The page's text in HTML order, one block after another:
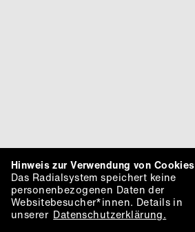
Hinweis zur Verwendung von Cookies
Das Radialsystem speichert keine
personenbezogenen Daten der
Websitebesucher*innen. Details in
unserer Datenschutzerklärung.